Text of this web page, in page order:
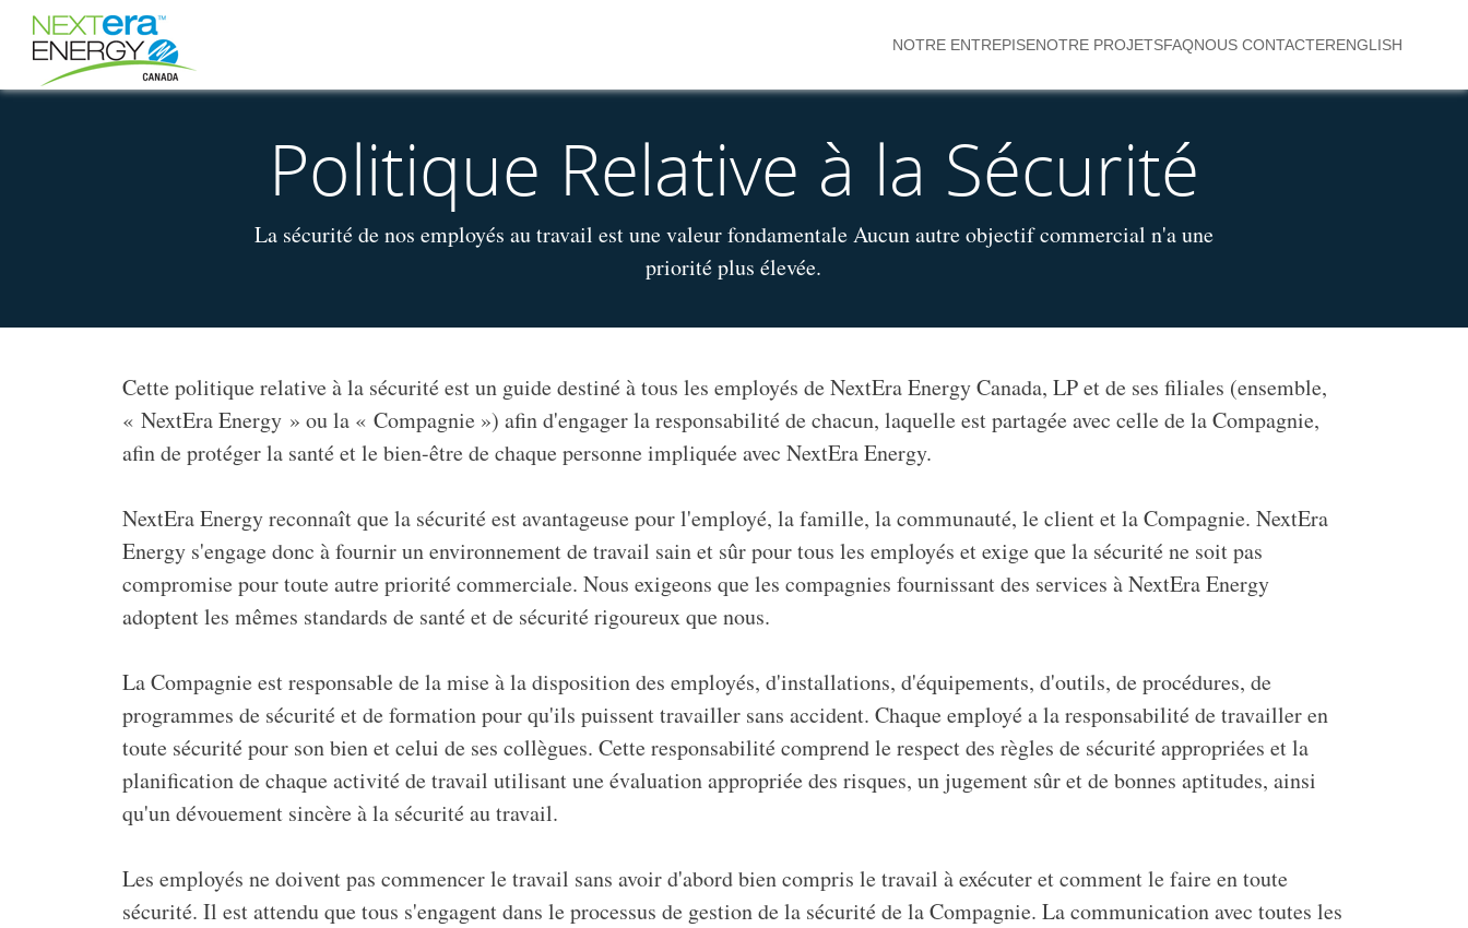
NOTRE ENTREPISENOTRE PROJETSFAQNOUS CONTACTERENGLISH
Politique Relative à la Sécurité
La sécurité de nos employés au travail est une valeur fondamentale Aucun autre objectif commercial n'a une
priorité plus élevée.
Cette politique relative à la sécurité est un guide destiné à tous les employés de NextEra Energy Canada, LP et de ses filiales (ensemble,
« NextEra Energy » ou la « Compagnie ») afin d'engager la responsabilité de chacun, laquelle est partagée avec celle de la Compagnie,
afin de protéger la santé et le bien-être de chaque personne impliquée avec NextEra Energy.
NextEra Energy reconnaît que la sécurité est avantageuse pour l'employé, la famille, la communauté, le client et la Compagnie. NextEra
Energy s'engage donc à fournir un environnement de travail sain et sûr pour tous les employés et exige que la sécurité ne soit pas
compromise pour toute autre priorité commerciale. Nous exigeons que les compagnies fournissant des services à NextEra Energy
adoptent les mêmes standards de santé et de sécurité rigoureux que nous.
La Compagnie est responsable de la mise à la disposition des employés, d'installations, d'équipements, d'outils, de procédures, de
programmes de sécurité et de formation pour qu'ils puissent travailler sans accident. Chaque employé a la responsabilité de travailler en
toute sécurité pour son bien et celui de ses collègues. Cette responsabilité comprend le respect des règles de sécurité appropriées et la
planification de chaque activité de travail utilisant une évaluation appropriée des risques, un jugement sûr et de bonnes aptitudes, ainsi
qu'un dévouement sincère à la sécurité au travail.
Les employés ne doivent pas commencer le travail sans avoir d'abord bien compris le travail à exécuter et comment le faire en toute
sécurité. Il est attendu que tous s'engagent dans le processus de gestion de la sécurité de la Compagnie. La communication avec toutes les